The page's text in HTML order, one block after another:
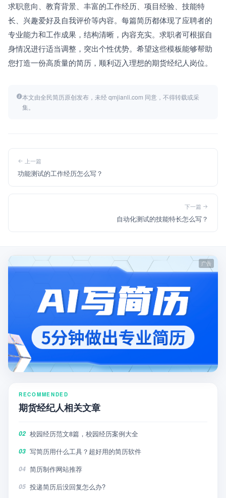
求职意向、教育背景、丰富的工作经历、项目经验、技能特
长、兴趣爱好及自我评价等内容。每篇简历都体现了应聘者的
专业能力和工作成果，结构清晰，内容充实。求职者可根据自
身情况进行适当调整，突出个性优势。希望这些模板能够帮助
您打造一份高质量的简历，顺利迈入理想的期货经纪人岗位。
本文由全民简历原创发布，未经 qmjianli.com 同意，不得转载或采
集。
上一篇
功能测试的工作经历怎么写？
下一篇
自动化测试的技能特长怎么写？
RECOMMENDED
期货经纪人相关文章
02 校园经历范文8篇，校园经历案例大全
03 写简历用什么工具？超好用的简历软件
04 简历制作网站推荐
05 投递简历后没回复怎么办?